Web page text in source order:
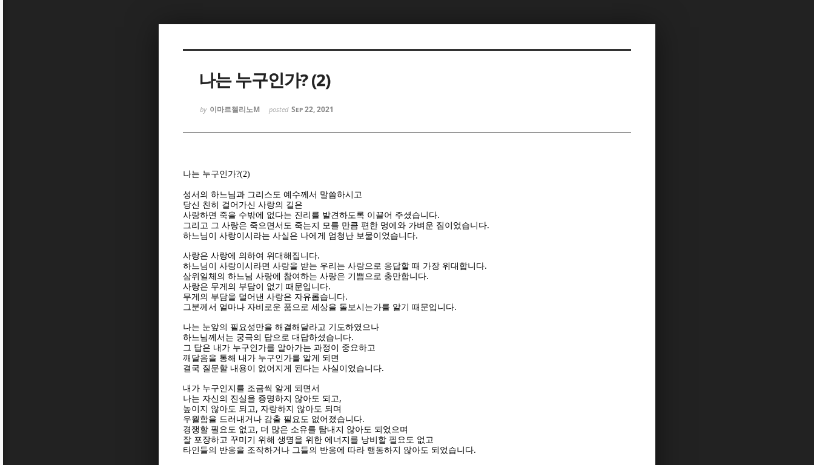
나는 누구인가? (2)
by 이마르첼리노M posted Sep 22, 2021
나는 누구인가?(2)
성서의 하느님과 그리스도 예수께서 말씀하시고
당신 친히 걸어가신 사랑의 길은
사랑하면 죽을 수밖에 없다는 진리를 발견하도록 이끌어 주셨습니다.
그리고 그 사랑은 죽으면서도 죽는지 모를 만큼 편한 멍에와 가벼운 짐이었습니다.
하느님이 사랑이시라는 사실은 나에게 엄청난 보물이었습니다.
사랑은 사랑에 의하여 위대해집니다.
하느님이 사랑이시라면 사랑을 받는 우리는 사랑으로 응답할 때 가장 위대합니다.
삼위일체의 하느님 사랑에 참여하는 사랑은 기쁨으로 충만합니다.
사랑은 무게의 부담이 없기 때문입니다.
무게의 부담을 덜어낸 사랑은 자유롭습니다.
그분께서 얼마나 자비로운 품으로 세상을 돌보시는가를 알기 때문입니다.
나는 눈앞의 필요성만을 해결해달라고 기도하였으나
하느님께서는 궁극의 답으로 대답하셨습니다.
그 답은 내가 누구인가를 알아가는 과정이 중요하고
깨달음을 통해 내가 누구인가를 알게 되면
결국 질문할 내용이 없어지게 된다는 사실이었습니다.
내가 누구인지를 조금씩 알게 되면서
나는 자신의 진실을 증명하지 않아도 되고,
높이지 않아도 되고, 자랑하지 않아도 되며
우월함을 드러내거나 감출 필요도 없어졌습니다.
경쟁할 필요도 없고, 더 많은 소유를 탐내지 않아도 되었으며
잘 포장하고 꾸미기 위해 생명을 위한 에너지를 낭비할 필요도 없고
타인들의 반응을 조작하거나 그들의 반응에 따라 행동하지 않아도 되었습니다.
Sketchbook5, 스케치북5
Sketchbook5, 스케치북5